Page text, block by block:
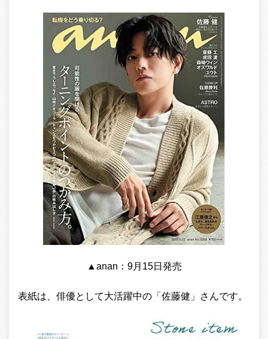
▲anan：9月15日発売
表紙は、俳優として大活躍中の「佐藤健」さんです。